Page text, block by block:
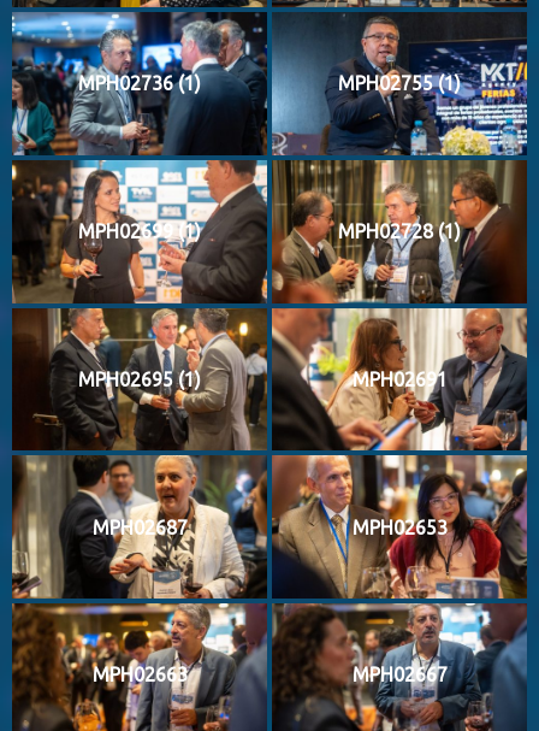
MPH02736 (1) MPH02755 (1)
MPH02699 (1) MPH02728 (1)
MPH02695 (1) MPH02691
MPH02687 MPH02653
MPH02663 MPH02667